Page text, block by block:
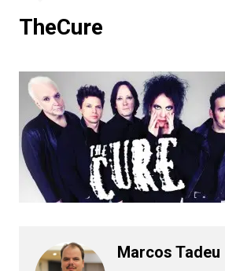
TheCure
Marcos Tadeu